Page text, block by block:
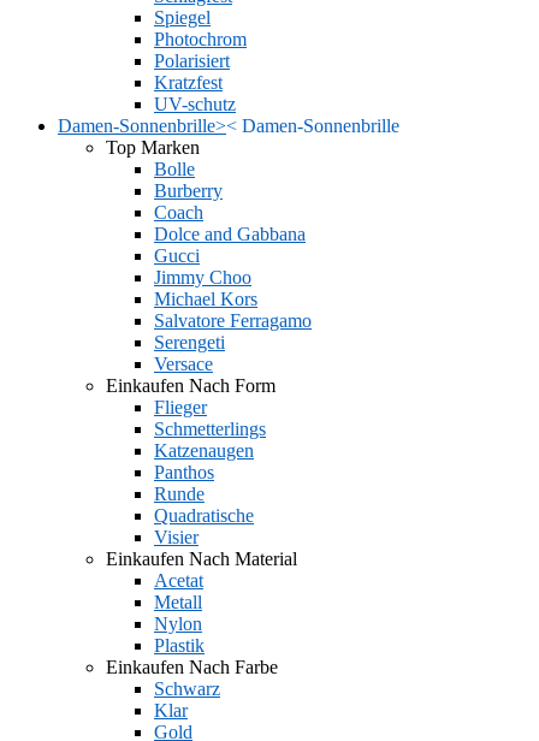
Spiegel
Photochrom
Polarisiert
Kratzfest
UV-schutz
Damen-Sonnenbrille>< Damen-Sonnenbrille
Top Marken
Bolle
Burberry
Coach
Dolce and Gabbana
Gucci
Jimmy Choo
Michael Kors
Salvatore Ferragamo
Serengeti
Versace
Einkaufen Nach Form
Flieger
Schmetterlings
Katzenaugen
Panthos
Runde
Quadratische
Visier
Einkaufen Nach Material
Acetat
Metall
Nylon
Plastik
Einkaufen Nach Farbe
Schwarz
Klar
Gold